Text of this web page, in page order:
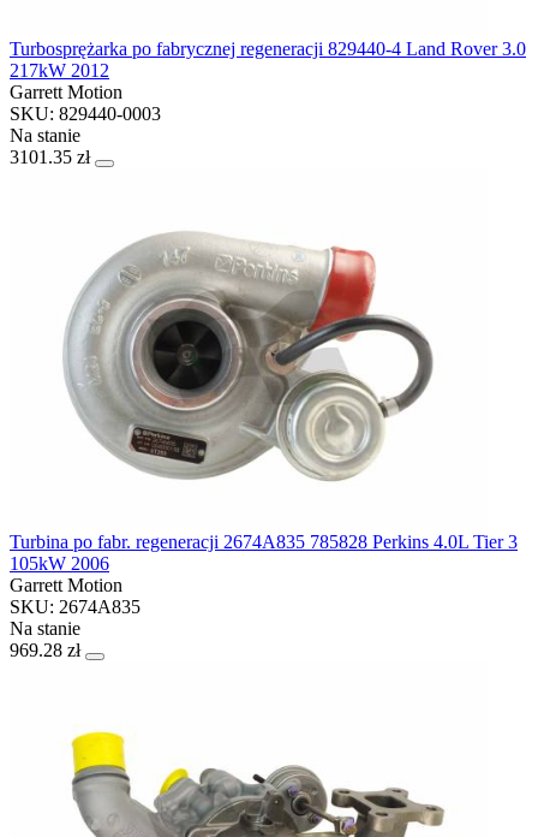
Turbosprężarka po fabrycznej regeneracji 829440-4 Land Rover 3.0
217kW 2012
Garrett Motion
SKU: 829440-0003
Na stanie
3101.35 zł
Turbina po fabr. regeneracji 2674A835 785828 Perkins 4.0L Tier 3
105kW 2006
Garrett Motion
SKU: 2674A835
Na stanie
969.28 zł